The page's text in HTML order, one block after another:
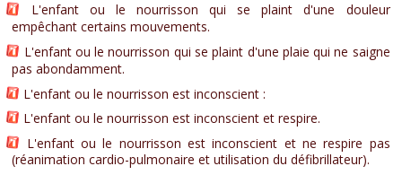
L'enfant ou le nourrisson qui se plaint d'une douleur
empêchant certains mouvements.
L'enfant ou le nourrisson qui se plaint d'une plaie qui ne saigne
pas abondamment.
L'enfant ou le nourrisson est inconscient :
L'enfant ou le nourrisson est inconscient et respire.
L'enfant ou le nourrisson est inconscient et ne respire pas
(réanimation cardio-pulmonaire et utilisation du défibrillateur).